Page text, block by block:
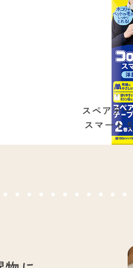
スペアテ
スマート